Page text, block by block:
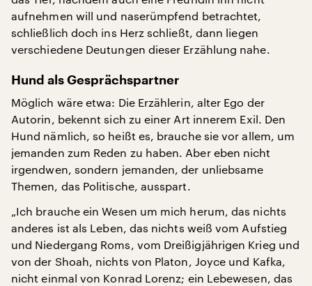
aufnehmen will und naserümpfend betrachtet,
schließlich doch ins Herz schließt, dann liegen
verschiedene Deutungen dieser Erzählung nahe.
Hund als Gesprächspartner
Möglich wäre etwa: Die Erzählerin, alter Ego der
Autorin, bekennt sich zu einer Art innerem Exil. Den
Hund nämlich, so heißt es, brauche sie vor allem, um
jemanden zum Reden zu haben. Aber eben nicht
irgendwen, sondern jemanden, der unliebsame
Themen, das Politische, ausspart.
„Ich brauche ein Wesen um mich herum, das nichts
anderes ist als Leben, das nichts weiß vom Aufstieg
und Niedergang Roms, vom Dreißigjährigen Krieg und
von der Shoah, nichts von Platon, Joyce und Kafka,
nicht einmal von Konrad Lorenz; ein Lebewesen, das